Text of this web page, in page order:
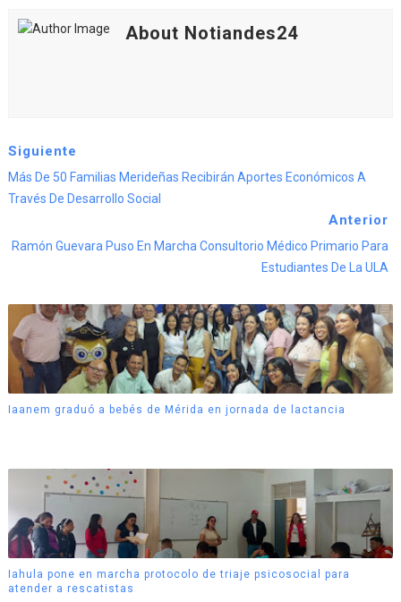
About Notiandes24
Siguiente
Más De 50 Familias Merideñas Recibirán Aportes Económicos A
Través De Desarrollo Social
Anterior
Ramón Guevara Puso En Marcha Consultorio Médico Primario Para
Estudiantes De La ULA
Iaanem graduó a bebés de Mérida en jornada de lactancia
Iahula pone en marcha protocolo de triaje psicosocial para
atender a rescatistas